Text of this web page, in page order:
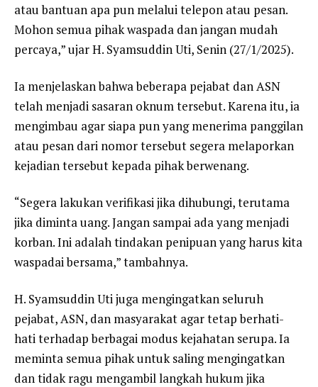
atau bantuan apa pun melalui telepon atau pesan.
Mohon semua pihak waspada dan jangan mudah
percaya,” ujar H. Syamsuddin Uti, Senin (27/1/2025).
Ia menjelaskan bahwa beberapa pejabat dan ASN
telah menjadi sasaran oknum tersebut. Karena itu, ia
mengimbau agar siapa pun yang menerima panggilan
atau pesan dari nomor tersebut segera melaporkan
kejadian tersebut kepada pihak berwenang.
“Segera lakukan verifikasi jika dihubungi, terutama
jika diminta uang. Jangan sampai ada yang menjadi
korban. Ini adalah tindakan penipuan yang harus kita
waspadai bersama,” tambahnya.
H. Syamsuddin Uti juga mengingatkan seluruh
pejabat, ASN, dan masyarakat agar tetap berhati-
hati terhadap berbagai modus kejahatan serupa. Ia
meminta semua pihak untuk saling mengingatkan
dan tidak ragu mengambil langkah hukum jika